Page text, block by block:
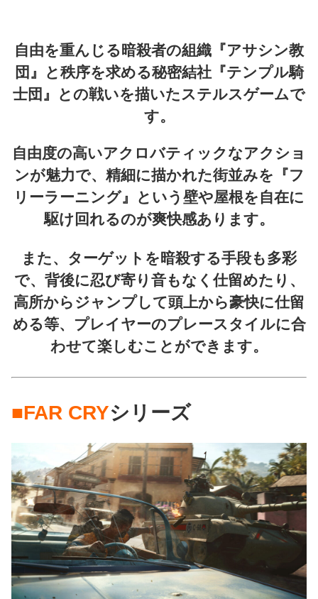
自由を重んじる暗殺者の組織『アサシン教
団』と秩序を求める秘密結社『テンプル騎
士団』との戦いを描いたステルスゲームで
す。
自由度の高いアクロバティックなアクショ
ンが魅力で、精細に描かれた街並みを『フ
リーラーニング』という壁や屋根を自在に
駆け回れるのが爽快感あります。
また、ターゲットを暗殺する手段も多彩
で、背後に忍び寄り音もなく仕留めたり、
高所からジャンプして頭上から豪快に仕留
める等、プレイヤーのプレースタイルに合
わせて楽しむことができます。
■FAR CRYシリーズ